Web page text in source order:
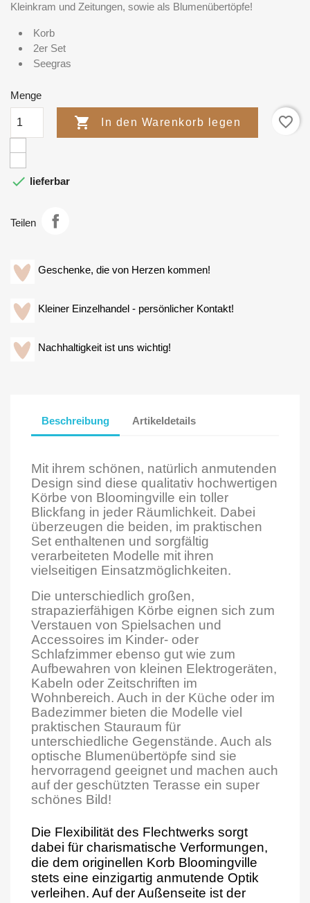
Kleinkram und Zeitungen, sowie als Blumenübertöpfe!
Korb
2er Set
Seegras
Menge
 In den Warenkorb legen favorite_border
 lieferbar
Teilen
Geschenke, die von Herzen kommen!
Kleiner Einzelhandel - persönlicher Kontakt!
Nachhaltigkeit ist uns wichtig!
Beschreibung Artikeldetails
Mit ihrem schönen, natürlich anmutenden
Design sind diese qualitativ hochwertigen
Körbe von Bloomingville ein toller
Blickfang in jeder Räumlichkeit. Dabei
überzeugen die beiden, im praktischen
Set enthaltenen und sorgfältig
verarbeiteten Modelle mit ihren
vielseitigen Einsatzmöglichkeiten.
Die unterschiedlich großen,
strapazierfähigen Körbe eignen sich zum
Verstauen von Spielsachen und
Accessoires im Kinder- oder
Schlafzimmer ebenso gut wie zum
Aufbewahren von kleinen Elektrogeräten,
Kabeln oder Zeitschriften im
Wohnbereich. Auch in der Küche oder im
Badezimmer bieten die Modelle viel
praktischen Stauraum für
unterschiedliche Gegenstände. Auch als
optische Blumenübertöpfe sind sie
hervorragend geeignet und machen auch
auf der geschützten Terasse ein super
schönes Bild!
Die Flexibilität des Flechtwerks sorgt
dabei für charismatische Verformungen,
die dem originellen Korb Bloomingville
stets eine einzigartig anmutende Optik
verleihen. Auf der Außenseite ist der